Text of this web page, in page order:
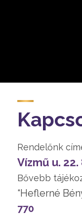
Rendelőnk
Vízmű u. 22.
Bővebb
“Heflerné
770